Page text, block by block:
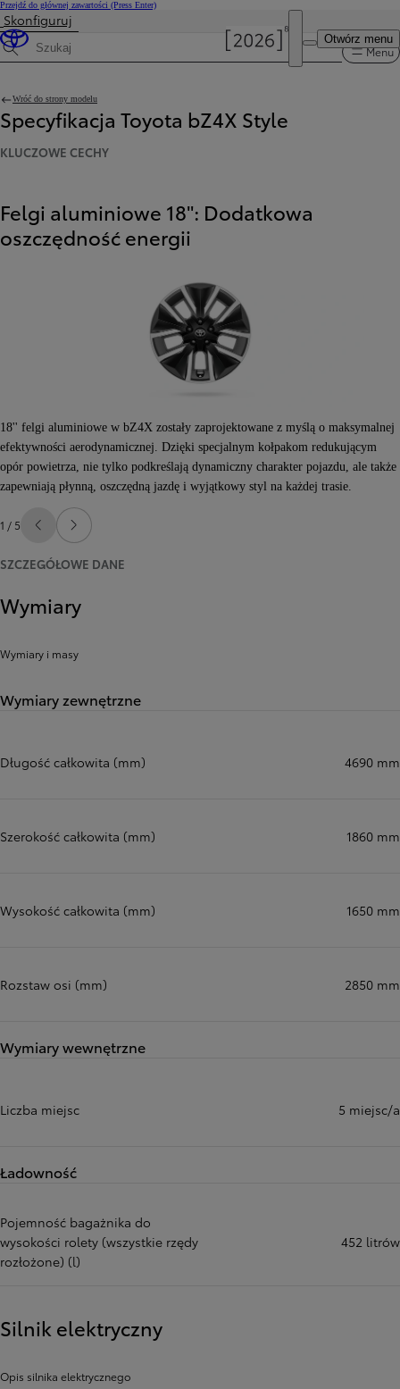
Przejdź do głównej zawartości (Press Enter)
Otwórz menu
Skonfiguruj
Wyszukaj dane techniczne Menu
Wróć do strony modelu
Specyfikacja Toyota bZ4X Style
KLUCZOWE CECHY
Felgi aluminiowe 18": Dodatkowa
oszczędność energii
18'' felgi aluminiowe w bZ4X zostały zaprojektowane z myślą o maksymalnej
efektywności aerodynamicznej. Dzięki specjalnym kołpakom redukującym
opór powietrza, nie tylko podkreślają dynamiczny charakter pojazdu, ale także
zapewniają płynną, oszczędną jazdę i wyjątkowy styl na każdej trasie.
1 / 5 PoprzedniNastępny
SZCZEGÓŁOWE DANE
Wymiary
Wymiary i masy
Wymiary zewnętrzne
Długość całkowita (mm) 4690 mm
Szerokość całkowita (mm) 1860 mm
Wysokość całkowita (mm) 1650 mm
Rozstaw osi (mm) 2850 mm
Wymiary wewnętrzne
Liczba miejsc 5 miejsc/a
Ładowność
Pojemność bagażnika do
wysokości rolety (wszystkie rzędy
rozłożone) (l)
452 litrów
Silnik elektryczny
Opis silnika elektrycznego